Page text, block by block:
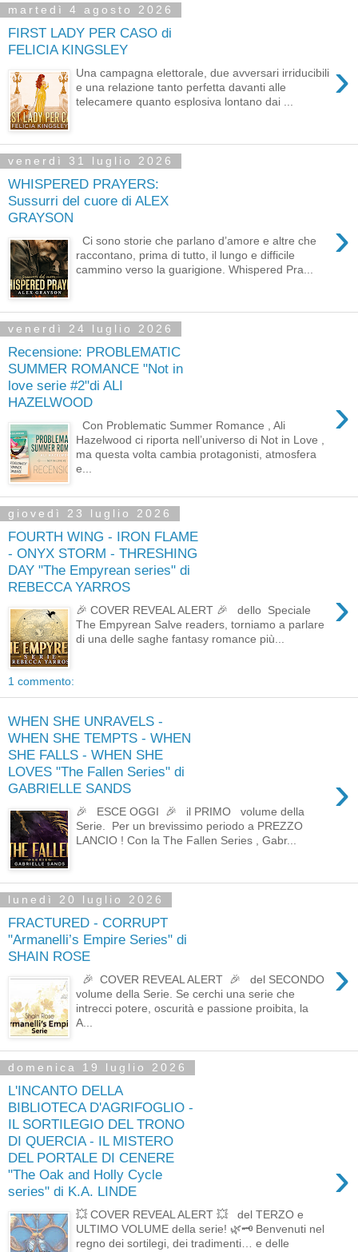
martedì 4 agosto 2026
FIRST LADY PER CASO di
FELICIA KINGSLEY
›
Una campagna elettorale, due avversari irriducibili
e una relazione tanto perfetta davanti alle
telecamere quanto esplosiva lontano dai ...
venerdì 31 luglio 2026
WHISPERED PRAYERS:
Sussurri del cuore di ALEX
GRAYSON
›
Ci sono storie che parlano d’amore e altre che
raccontano, prima di tutto, il lungo e difficile
cammino verso la guarigione. Whispered Pra...
venerdì 24 luglio 2026
Recensione: PROBLEMATIC
SUMMER ROMANCE "Not in
love serie #2"di ALI
HAZELWOOD
›
Con Problematic Summer Romance , Ali
Hazelwood ci riporta nell’universo di Not in Love ,
ma questa volta cambia protagonisti, atmosfera
e...
giovedì 23 luglio 2026
FOURTH WING - IRON FLAME
- ONYX STORM - THRESHING
DAY "The Empyrean series" di
REBECCA YARROS
›
🎉 COVER REVEAL ALERT 🎉 dello Speciale
The Empyrean Salve readers, torniamo a parlare
di una delle saghe fantasy romance più...
1 commento:
WHEN SHE UNRAVELS -
WHEN SHE TEMPTS - WHEN
SHE FALLS - WHEN SHE
LOVES "The Fallen Series" di
GABRIELLE SANDS
›
🎉 ESCE OGGI 🎉 il PRIMO volume della
Serie. Per un brevissimo periodo a PREZZO
LANCIO ! Con la The Fallen Series , Gabr...
lunedì 20 luglio 2026
FRACTURED - CORRUPT
"Armanelli’s Empire Series" di
SHAIN ROSE
›
🎉 COVER REVEAL ALERT 🎉 del SECONDO
volume della Serie. Se cerchi una serie che
intrecci potere, oscurità e passione proibita, la
A...
domenica 19 luglio 2026
L'INCANTO DELLA
BIBLIOTECA D'AGRIFOGLIO -
IL SORTILEGIO DEL TRONO
DI QUERCIA - IL MISTERO
DEL PORTALE DI CENERE
"The Oak and Holly Cycle
series" di K.A. LINDE
›
💥 COVER REVEAL ALERT 💥 del TERZO e
ULTIMO VOLUME della serie! 🌿🗝️ Benvenuti nel
regno dei sortilegi, dei tradimenti… e delle